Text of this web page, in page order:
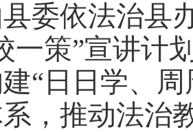
委依法治县
一策”宣讲计
“日日学、
，推动法治